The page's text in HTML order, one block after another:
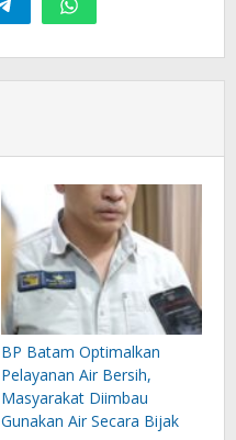
BP Batam Optimalkan
Pelayanan Air Bersih,
Masyarakat Diimbau
Gunakan Air Secara Bijak